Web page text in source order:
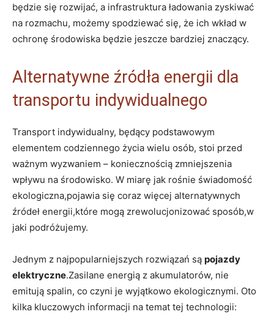
będzie się rozwijać, a infrastruktura ładowania zyskiwać
na rozmachu, ⁢możemy spodziewać się, że ich wkład w
ochronę ‌środowiska będzie jeszcze bardziej znaczący.
Alternatywne ⁢źródła energii dla
transportu indywidualnego
Transport ⁢indywidualny, będący‍ podstawowym
elementem codziennego życia wielu osób, stoi przed
ważnym wyzwaniem⁢ – koniecznością‍ zmniejszenia
wpływu na środowisko. W⁤ miarę jak rośnie ‍świadomość​
ekologiczna,pojawia się coraz więcej⁣ alternatywnych
źródeł energii,które mogą zrewolucjonizować sposób,w
jaki podróżujemy.
Jednym z najpopularniejszych rozwiązań są pojazdy
elektryczne.Zasilane energią ​z akumulatorów, ⁢nie
⁣emitują spalin, co czyni je ‍wyjątkowo ekologicznymi. Oto
kilka kluczowych informacji na temat tej technologii: